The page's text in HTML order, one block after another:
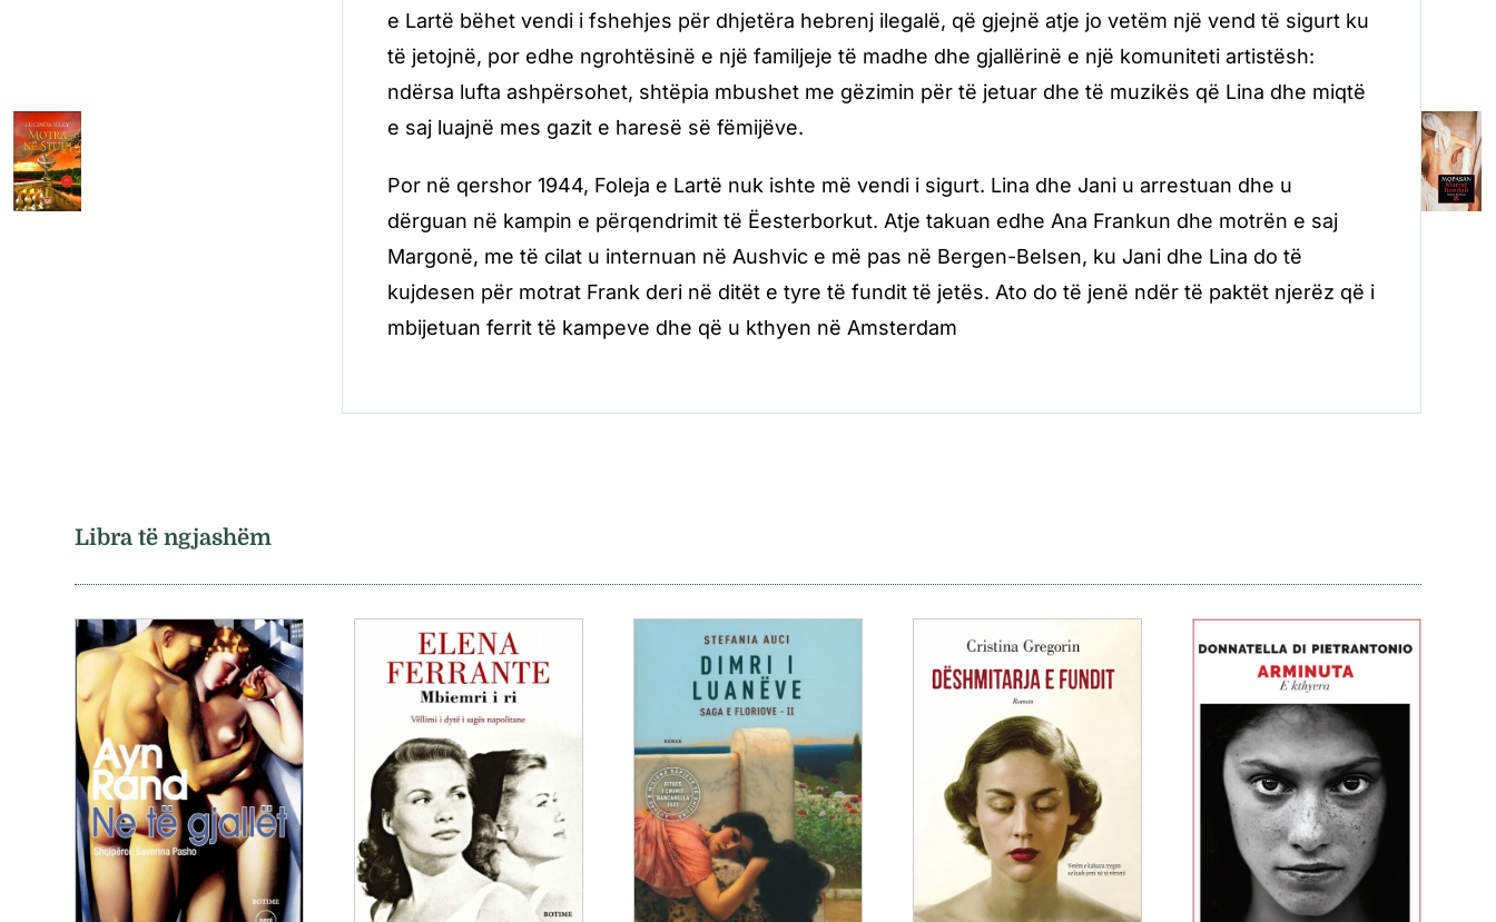
e Lartë bëhet vendi i fshehjes për dhjetëra hebrenj ilegalë, që gjejnë atje jo vetëm një vend të sigurt ku
të jetojnë, por edhe ngrohtësinë e një familjeje të madhe dhe gjallërinë e një komuniteti artistësh:
ndërsa lufta ashpërsohet, shtëpia mbushet me gëzimin për të jetuar dhe të muzikës që Lina dhe miqtë
e saj luajnë mes gazit e haresë së fëmijëve.
Por në qershor 1944, Foleja e Lartë nuk ishte më vendi i sigurt. Lina dhe Jani u arrestuan dhe u
dërguan në kampin e përqendrimit të Ëesterborkut. Atje takuan edhe Ana Frankun dhe motrën e saj
Margonë, me të cilat u internuan në Aushvic e më pas në Bergen-Belsen, ku Jani dhe Lina do të
kujdesen për motrat Frank deri në ditët e tyre të fundit të jetës. Ato do të jenë ndër të paktët njerëz që i
mbijetuan ferrit të kampeve dhe që u kthyen në Amsterdam
Libra të ngjashëm